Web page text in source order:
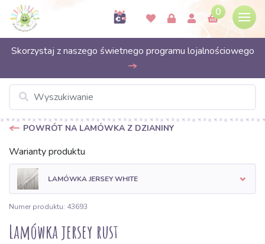
0
Skorzystaj z naszego świetnego programu lojalnościowego
POWRÓT NA LAMÓWKA Z DZIANINY
Warianty produktu
LAMÓWKA JERSEY WHITE
Numer produktu: 43693
Lamówka jersey rust